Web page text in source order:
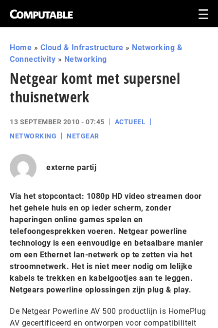
Home » Cloud & Infrastructure » Networking &
Connectivity » Networking
Netgear komt met supersnel
thuisnetwerk
13 SEPTEMBER 2010 - 07:45
ACTUEEL
NETWORKING
NETGEAR
externe partij
Via het stopcontact: 1080p HD video streamen door
het gehele huis en op ieder scherm, zonder
haperingen online games spelen en
telefoongesprekken voeren. Netgear powerline
technology is een eenvoudige en betaalbare manier
om een Ethernet lan-netwerk op te zetten via het
stroomnetwerk. Het is niet meer nodig om lelijke
kabels te trekken en kabelgootjes aan te leggen.
Netgears powerline oplossingen zijn plug & play.
De Netgear Powerline AV 500 productlijn is HomePlug
AV gecertificeerd en ontworpen voor compatibiliteit